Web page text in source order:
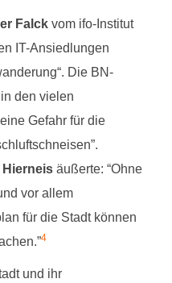
Falckvom ifo-Institut
IT-Ansiedlungen
Die BN-
den vielen
Gefahr für die
äußerte: “Ohne
vor allem
für die Stadt können
4
und ihr